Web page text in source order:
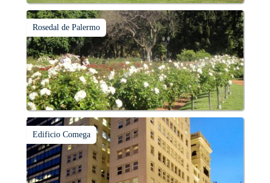
Rosedal de Palermo
Edificio Comega